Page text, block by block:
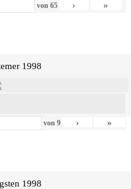
von 65 › »
1998
von9 › »
1998